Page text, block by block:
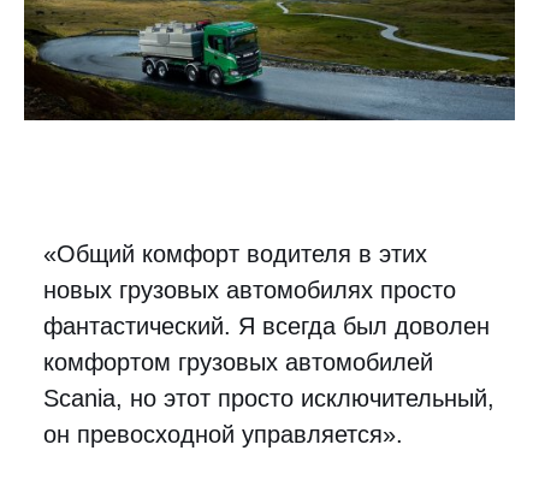
«Общий комфорт водителя в этих
новых грузовых автомобилях просто
фантастический. Я всегда был доволен
комфортом грузовых автомобилей
Scania, но этот просто исключительный,
он превосходной управляется».